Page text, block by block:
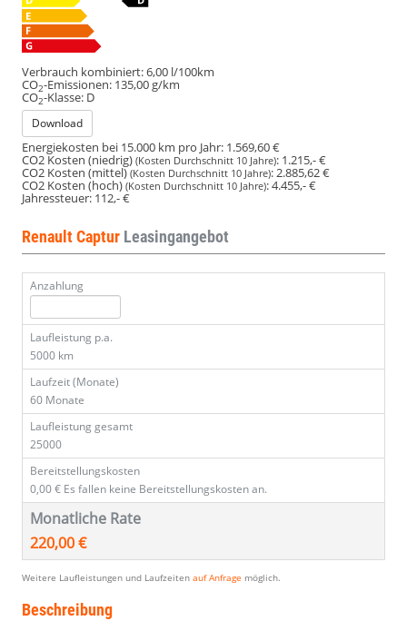
Verbrauch kombiniert:6,00 l/100km
CO2-Emissionen: 135,00 g/km
CO2-Klasse: D
Download
Energiekosten bei 15.000 km pro Jahr: 1.569,60 €
CO2 Kosten (niedrig) (Kosten Durchschnitt 10 Jahre): 1.215,- €
CO2 Kosten (mittel)(Kosten Durchschnitt 10 Jahre):2.885,62 €
CO2 Kosten (hoch) (Kosten Durchschnitt 10 Jahre):4.455,- €
Jahressteuer: 112,- €
Renault Captur Leasingangebot
Anzahlung
Laufleistung p.a.
5000 km
Laufzeit (Monate)
60 Monate
Laufleistung gesamt
25000
Bereitstellungskosten
0,00 € Es fallen keine Bereitstellungskosten an.
Monatliche Rate
220,00 €
Weitere Laufleistungen und Laufzeiten auf Anfrage möglich.
Beschreibung